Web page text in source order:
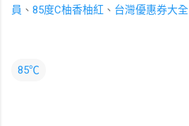
員 、 85度C柚香柚紅 、 台灣優惠券大全
85℃